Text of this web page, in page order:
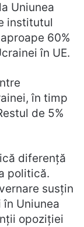
Uniunea
institutul
60%
în UE.
în timp
de 5%
diferență
politică.
susțin
Uniunea
opoziției